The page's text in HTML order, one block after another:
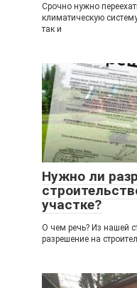
Срочно нужно
климатическую
так и
Нужно ли
участке?
О чем речь? Из нашей
разрешение на